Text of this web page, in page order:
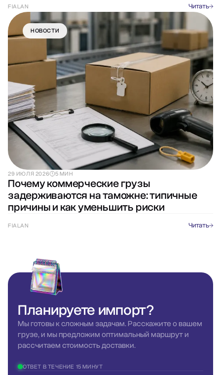
FIALAN Читать
НОВОСТИ
29 ИЮЛЯ 2026 5 МИН
Почему коммерческие грузы
задерживаются на таможне: типичные
причины и как уменьшить риски
FIALAN Читать
Планируетеимпорт?
Мы готовы к сложным задачам. Расскажите о вашем
грузе, и мы предложим оптимальный маршрут и
рассчитаем стоимость доставки.
ОТВЕТ В ТЕЧЕНИЕ 15 МИНУТ